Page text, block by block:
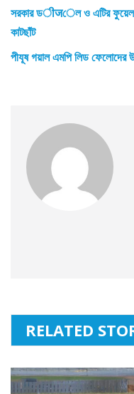
সরকার ডीजেল ও এটির ফুয়েল
কাটছাঁট
পীযূষ গয়াল এমপি লিড ফেলোদের
RELATED